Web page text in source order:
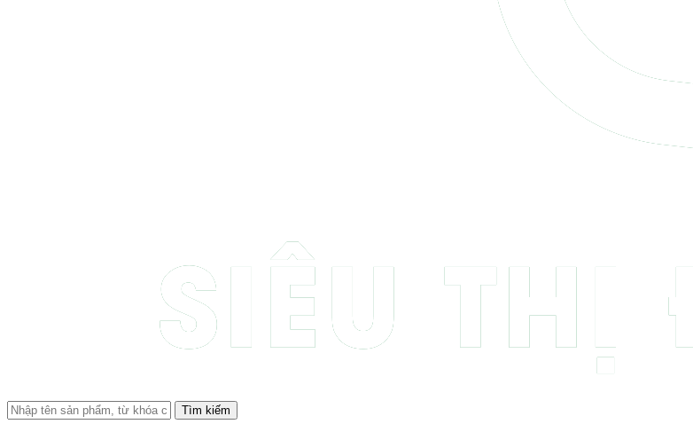
Tìm kiếm